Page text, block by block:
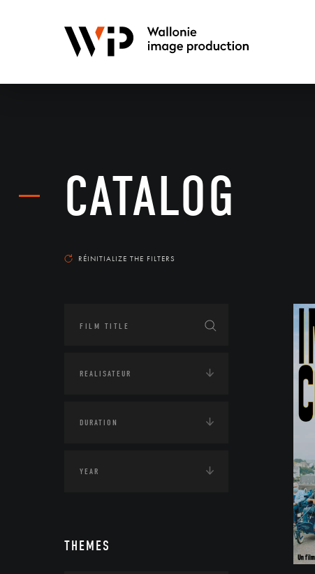
CATALOG
RÉINITIALIZE THE FILTERS
THEMES